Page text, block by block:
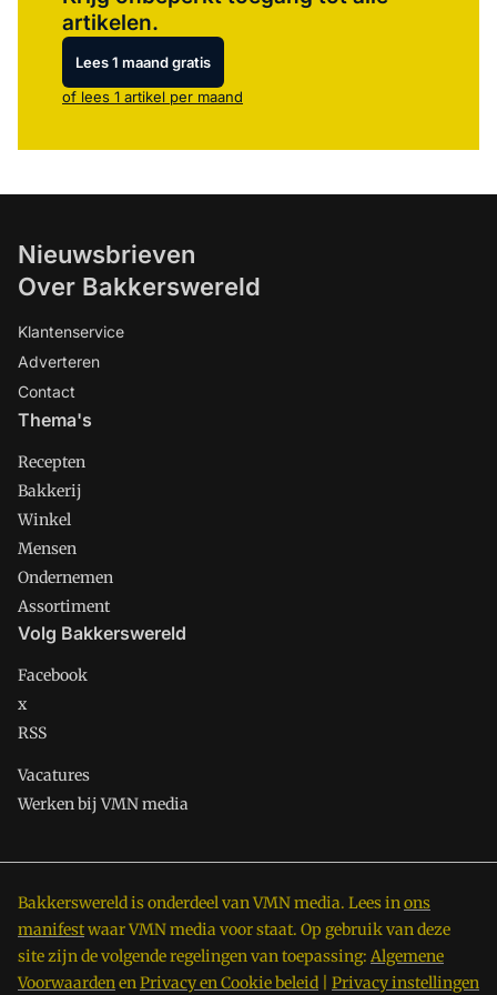
artikelen.
Lees 1 maand gratis
of lees 1 artikel per maand
Nieuwsbrieven
Over Bakkerswereld
Klantenservice
Adverteren
Contact
Thema's
Recepten
Bakkerij
Winkel
Mensen
Ondernemen
Assortiment
Volg Bakkerswereld
Facebook
x
RSS
Vacatures
Werken bij VMN media
Bakkerswereld is onderdeel van VMN media. Lees inons
manifestwaar VMN media voor staat. Op gebruik van deze
site zijn de volgende regelingen van toepassing: Algemene
VoorwaardenenPrivacy en Cookie beleid Privacy instellingen